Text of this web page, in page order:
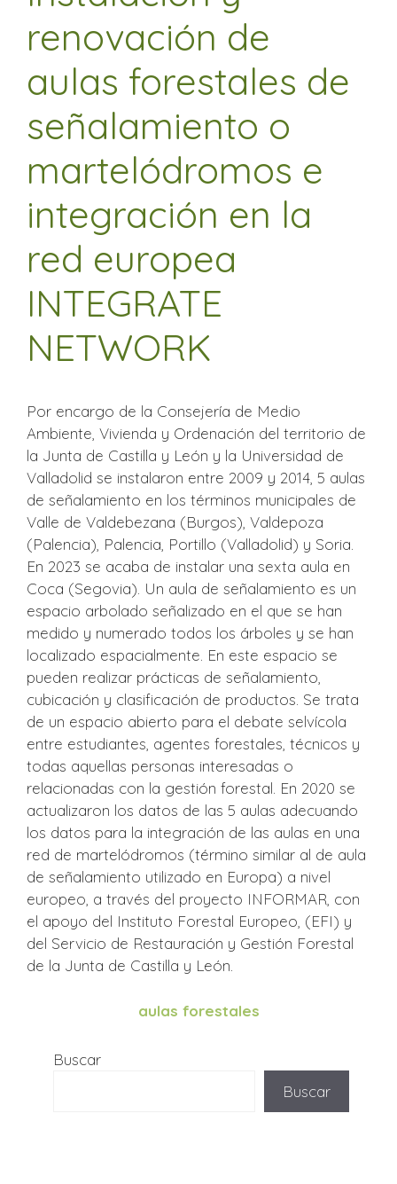
renovación de
aulas forestales de
señalamiento o
martelódromos e
integración en la
red europea
INTEGRATE
NETWORK
Por encargo de la Consejería de Medio
Ambiente, Vivienda y Ordenación del territorio de
la Junta de Castilla y León y la Universidad de
Valladolid se instalaron entre 2009 y 2014, 5 aulas
de señalamiento en los términos municipales de
Valle de Valdebezana (Burgos), Valdepoza
(Palencia), Palencia, Portillo (Valladolid) y Soria.
En 2023 se acaba de instalar una sexta aula en
Coca (Segovia). Un aula de señalamiento es un
espacio arbolado señalizado en el que se han
medido y numerado todos los árboles y se han
localizado espacialmente. En este espacio se
pueden realizar prácticas de señalamiento,
cubicación y clasificación de productos. Se trata
de un espacio abierto para el debate selvícola
entre estudiantes, agentes forestales, técnicos y
todas aquellas personas interesadas o
relacionadas con la gestión forestal. En 2020 se
actualizaron los datos de las 5 aulas adecuando
los datos para la integración de las aulas en una
red de martelódromos (término similar al de aula
de señalamiento utilizado en Europa) a nivel
europeo, a través del proyecto INFORMAR, con
el apoyo del Instituto Forestal Europeo, (EFI) y
del Servicio de Restauración y Gestión Forestal
de la Junta de Castilla y León.
aulas forestales
Buscar
Buscar